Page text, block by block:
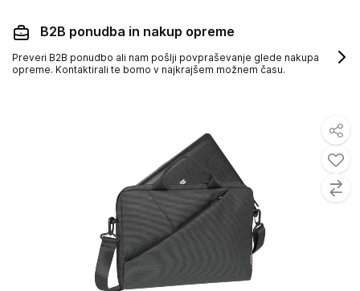
B2B ponudba in nakup opreme
Preveri B2B ponudbo ali nam pošlji povpraševanje glede nakupa
opreme. Kontaktirali te bomo v najkrajšem možnem času.